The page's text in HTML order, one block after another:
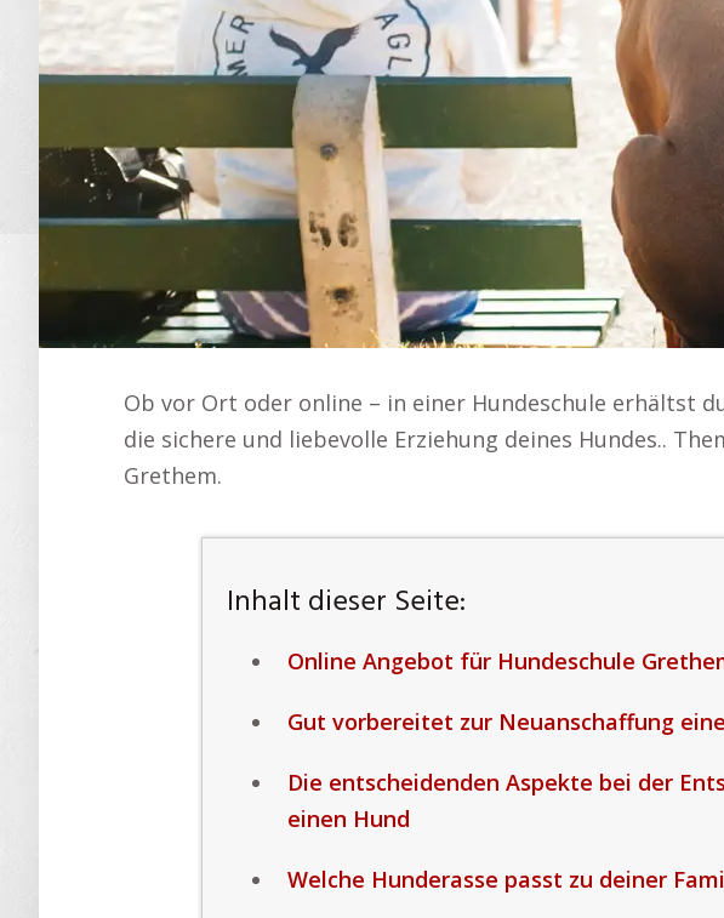
Ob vor Ort oder online – in einer Hundeschule erhältst
die sichere und liebevolle Erziehung deines Hundes..
Grethem.
Inhalt dieser Seite:
Online Angebot für Hundeschule
Gut vorbereitet zur Neuanschaffung
Die entscheidenden Aspekte bei der
einen Hund
Welche Hunderasse passt zu deiner